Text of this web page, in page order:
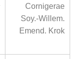
Cornigerae
Soy.-Willem.
Emend. Krok